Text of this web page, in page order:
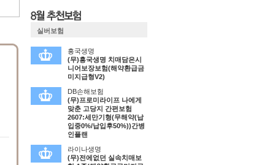
실버보험
흥국생명
(무)흥국생명 치매담은시
니어보장보험(해약환급금
미지급형V2)
DB손해보험
(무)프로미라이프 나에게
맞춘 고당지 간편보험
2607:세만기형(무해약(납
입중0%/납입후50%))간병
인플랜
라이나생명
(무)전에없던 실속치매보